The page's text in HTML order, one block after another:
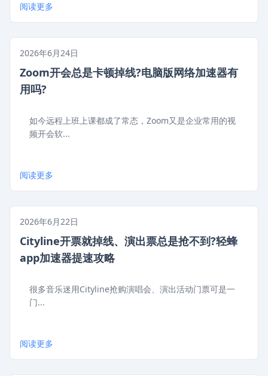
阅读更多
2026年6月24日
Zoom开会总是卡顿掉线?电脑版网络加速器有
用吗?
如今远程上班上课都成了常态，Zoom又是企业常用的视
频开会软...
阅读更多
2026年6月22日
Cityline开票就掉线、演出票总是抢不到?轻蜂
app加速器提速攻略
很多音乐迷用Cityline抢购演唱会、演出活动门票可是一
门...
阅读更多